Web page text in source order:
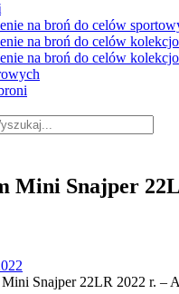
na broń do celów
na broń do celów
na broń do celów
Mini Snajper
Mini Snajper 22LR 2022 r. –